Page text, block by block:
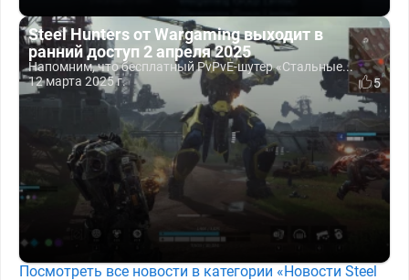
Steel Hunters от Wargaming выходит в
ранний доступ 2 апреля 2025
Напомним, что бесплатный PvPvE-шутер «Стальные...
12 марта 2025 г.
5
Посмотреть все новости в категории «Новости Steel